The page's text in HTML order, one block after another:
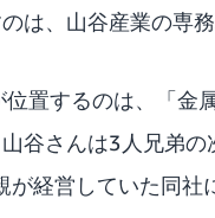
は、山谷産業の専
置するのは、「金
谷さんは3人兄弟
経営していた同社